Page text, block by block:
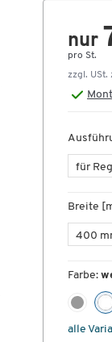
nur
pro St.
zzgl. USt.
Breite
Farbe:
alle